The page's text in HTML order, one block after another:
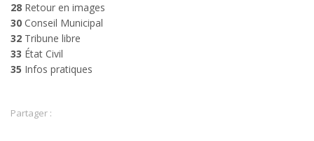
28 Retour en images
30 Conseil Municipal
32 Tribune libre
33 État Civil
35 Infos pratiques
Partager :